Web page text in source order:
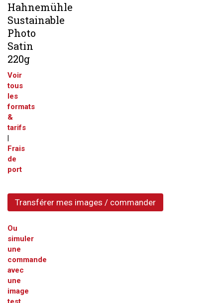
Hahnemühle
Sustainable
Photo
Satin
220g
Voir
tous
les
formats
&
tarifs
Frais
de
port
Transférer mes images / commander
Ou
simuler
une
commande
avec
une
image